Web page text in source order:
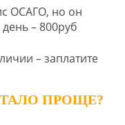
ОСАГО, но он
– 800руб
– заплатите
ПРОЩЕ?